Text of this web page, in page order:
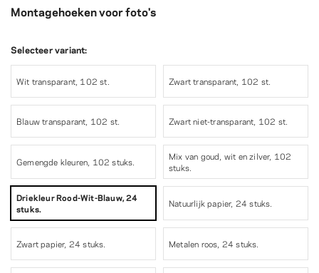
Montagehoeken voor foto's
Selecteer variant:
Wit transparant, 102 st. Zwart transparant, 102 st.
Blauw transparant, 102 st. Zwart niet-transparant, 102 st.
Gemengde kleuren, 102 stuks.
Mix van goud, wit en zilver, 102
stuks.
Driekleur Rood-Wit-Blauw, 24
stuks.
Natuurlijk papier, 24 stuks.
Zwart papier, 24 stuks. Metalen roos, 24 stuks.